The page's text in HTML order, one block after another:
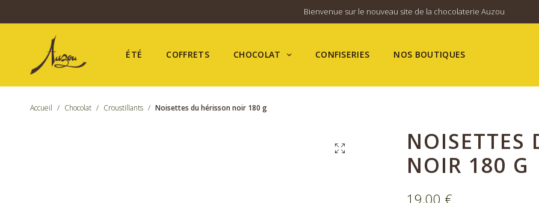
Bienvenue sur le nouveau site de la chocolaterie Auzou
ÉTÉ COFFRETS CHOCOLAT CONFISERIES NOS BOUTIQUES
Accueil / Chocolat / Croustillants / Noisettes du hérisson noir 180 g
NOISETTES
NOIR 180 G
19,00 €